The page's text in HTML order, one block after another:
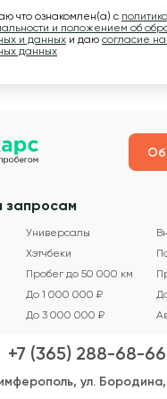
что ознакомлен(а) с
и положением об
и данных и даю согласие
данных
запросам
Универсалы
Хэтчбеки
Пробег до 50 000 км
До 1 000 000 ₽
До 3 000 000 ₽
+7 (365) 288-68-66
ул. Бородина,